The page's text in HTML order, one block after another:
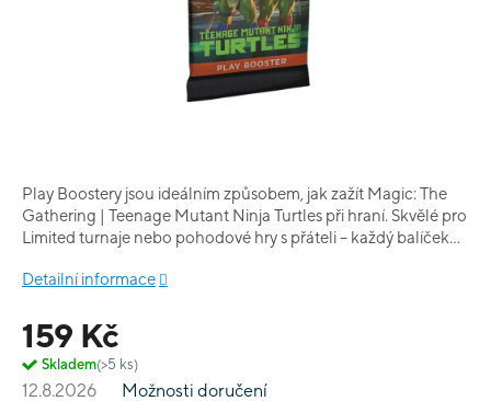
159 Kč
Skladem(>5 ks)
12.8.2026 Možnosti doručení
Play Boostery jsou ideálním způsobem, jak zažít Magic: The
Gathering | Teenage Mutant Ninja Turtles při hraní. Skvělé pro
Limited turnaje nebo pohodové hry s přáteli – každý balíček
obsahuje alespoň jednu fóliovou kartu k objevení.
Detailní informace